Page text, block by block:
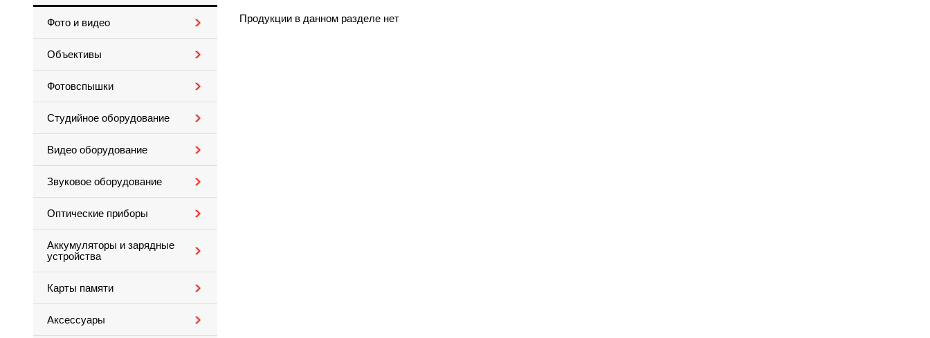
Фото и видео
Объективы
Фотовспышки
Студийное оборудование
Видео оборудование
Звуковое оборудование
Оптические приборы
Аккумуляторы и зарядные
устройства
Карты памяти
Аксессуары
Продукции в данном разделе нет